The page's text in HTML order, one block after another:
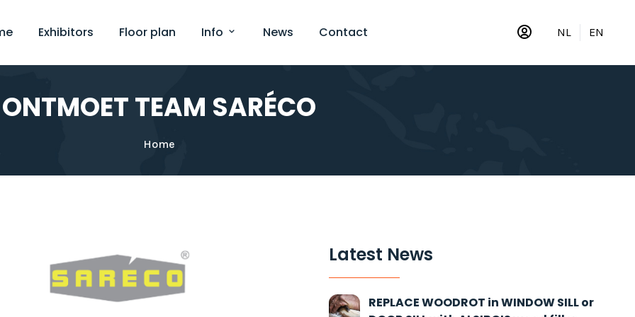
Exhibitors Floor plan Info News Contact NL EN
ONTMOET TEAM SARÉCO
Home
Latest News
REPLACE WOODROT in WINDOW SILL or